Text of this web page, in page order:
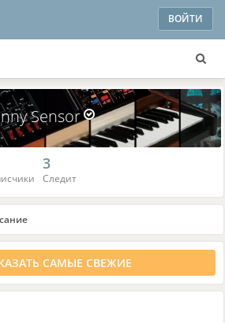
ВОЙТИ
Sensor
3
Следит
САМЫЕ СВЕЖИЕ